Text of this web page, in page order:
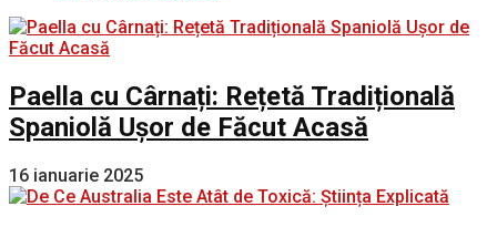
Paella cu Cârnați: Rețetă Tradițională
Spaniolă Ușor de Făcut Acasă
16 ianuarie 2025